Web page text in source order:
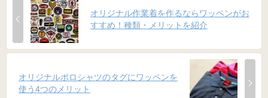
オリジナル作業着を作るならワッペンがお
すすめ！種類・メリットを紹介
オリジナルポロシャツのタグにワッペンを
使う4つのメリット